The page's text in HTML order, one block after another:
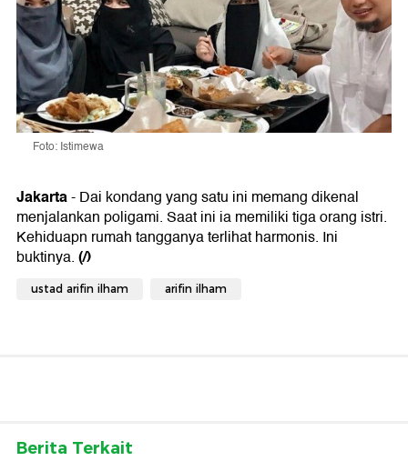
Foto: Istimewa
Jakarta- Dai kondang yang satu ini memang dikenal
menjalankan poligami. Saat ini ia memiliki tiga orang istri.
Kehiduapn rumah tangganya terlihat harmonis. Ini
buktinya.(/)
ustad arifin ilham arifin ilham
Berita Terkait